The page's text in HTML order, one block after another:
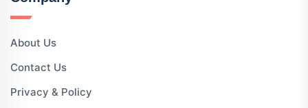
About Us
Contact Us
Privacy & Policy